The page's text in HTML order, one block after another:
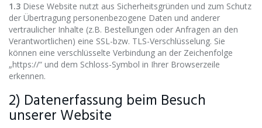
1.3 Diese Website nutzt aus Sicherheitsgründen und zum Schutz
der Übertragung personenbezogene Daten und anderer
vertraulicher Inhalte (z.B. Bestellungen oder Anfragen an den
Verantwortlichen) eine SSL-bzw. TLS-Verschlüsselung. Sie
können eine verschlüsselte Verbindung an der Zeichenfolge
„https://“ und dem Schloss-Symbol in Ihrer Browserzeile
erkennen.
2) Datenerfassung beim Besuch
unserer Website